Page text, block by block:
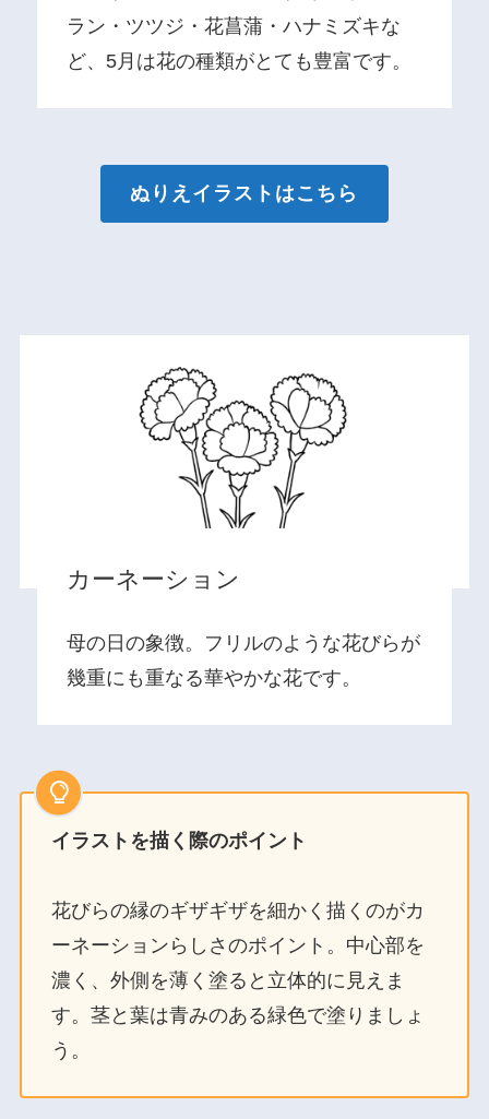
ラン・ツツジ・花菖蒲・ハナミズキな
ど、5月は花の種類がとても豊富です。
ぬりえイラストはこちら
カーネーション
母の日の象徴。フリルのような花びらが
幾重にも重なる華やかな花です。
イラストを描く際のポイント
花びらの縁のギザギザを細かく描くのがカ
ーネーションらしさのポイント。中心部を
濃く、外側を薄く塗ると立体的に見えま
す。茎と葉は青みのある緑色で塗りましょ
う。